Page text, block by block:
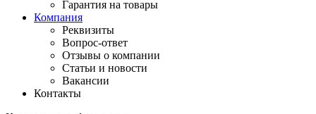
Гарантия на товары
Компания
Реквизиты
Вопрос-ответ
Отзывы о компании
Статьи и новости
Вакансии
Контакты